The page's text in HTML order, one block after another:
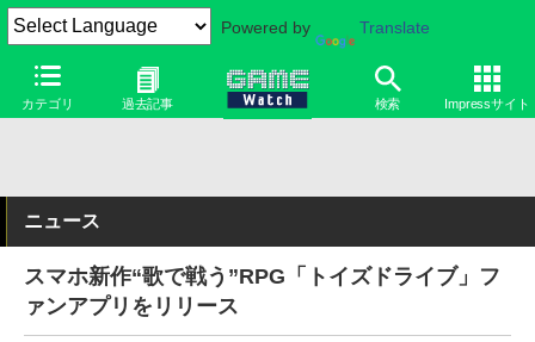
Powered by Translate
カテゴリ 過去記事 検索 Impressサイト
ニュース
スマホ新作“歌で戦う”RPG「トイズドライブ」フ
ァンアプリをリリース